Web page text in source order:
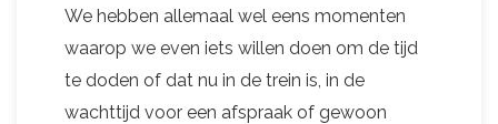
We hebben allemaal wel eens momenten
waarop we even iets willen doen om de tijd
te doden of dat nu in de trein is, in de
wachttijd voor een afspraak of gewoon